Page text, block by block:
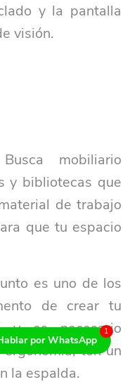
y la pantalla
visión.
mobiliario
y bibliotecas que
de trabajo
que tu espacio
es uno de los
de crear tu
y es necesario
ten un
la espalda.
por WhatsApp
1